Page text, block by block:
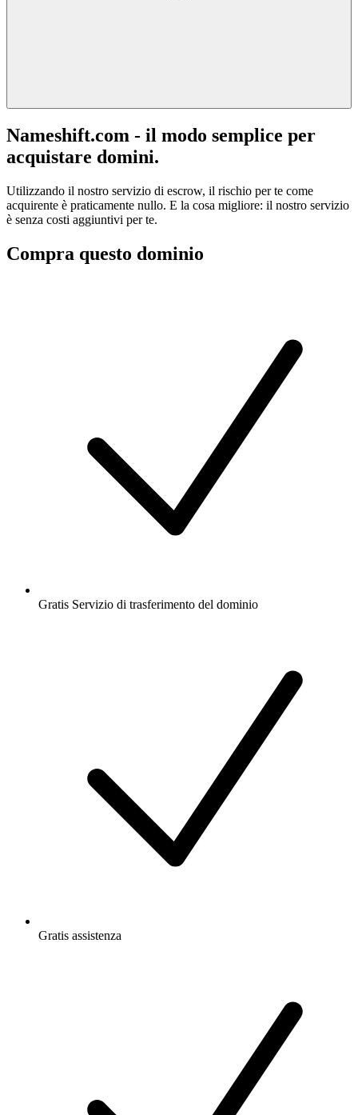
Nameshift.com - il modo semplice per
acquistare domini.
Utilizzando il nostro servizio di escrow, il rischio per te come
acquirente è praticamente nullo. E la cosa migliore: il nostro servizio
è senza costi aggiuntivi per te.
Compra questo dominio
Gratis Servizio di trasferimento del dominio
Gratis assistenza